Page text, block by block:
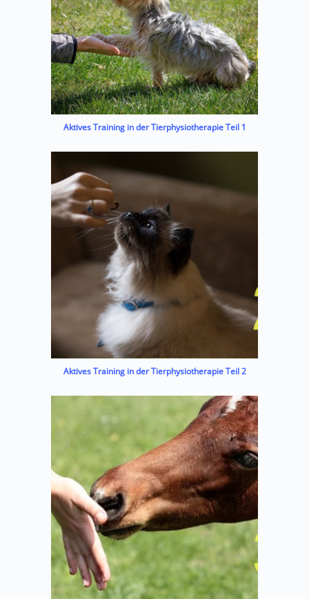
Aktives Training in der Tierphysiotherapie Teil 1
Aktives Training in der Tierphysiotherapie Teil 2